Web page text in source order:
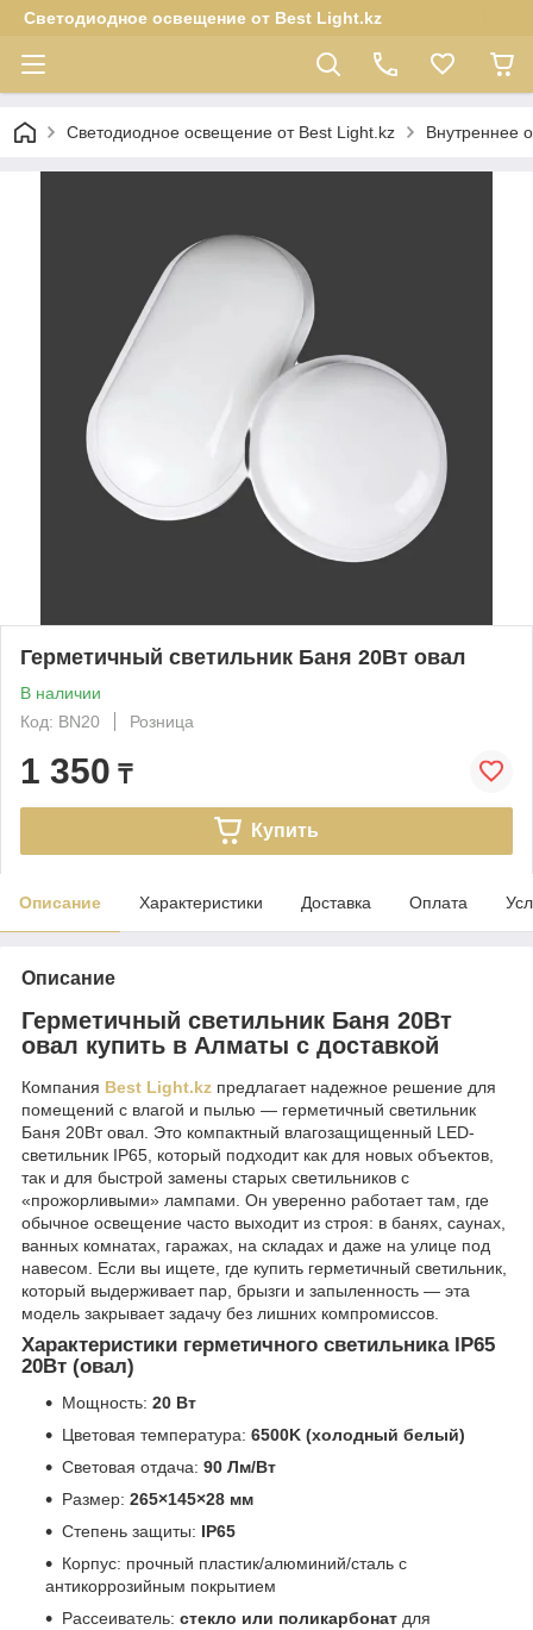
Светодиодное освещение от Best Light.kz
Светодиодное освещение от Best Light.kz Внутреннее
Герметичный светильник Баня 20Вт овал
В наличии
Код: BN20
Розница
1 350 ₸
Купить
Описание Характеристики Доставка Оплата
Описание
Герметичный светильник Баня 20Вт
овал купить в Алматы с доставкой
Компания Best Light.kz предлагает надежное решение для
помещений с влагой и пылью — герметичный светильник
Баня 20Вт овал. Это компактный влагозащищенный LED-
светильник IP65, который подходит как для новых объектов,
так и для быстрой замены старых светильников с
«прожорливыми» лампами. Он уверенно работает там, где
обычное освещение часто выходит из строя: в банях, саунах,
ванных комнатах, гаражах, на складах и даже на улице под
навесом. Если вы ищете, где купить герметичный светильник,
который выдерживает пар, брызги и запыленность — эта
модель закрывает задачу без лишних компромиссов.
Характеристики герметичного светильника IP65
20Вт (овал)
Мощность: 20 Вт
Цветовая температура: 6500K (холодный белый)
Световая отдача: 90 Лм/Вт
Размер: 265×145×28 мм
Степень защиты: IP65
Корпус: прочный пластик/алюминий/сталь с
антикоррозийным покрытием
Рассеиватель: стекло или поликарбонат для